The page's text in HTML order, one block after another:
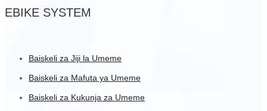
EBIKE SYSTEM
Baiskeli za Jiji la Umeme
Baiskeli za Mafuta ya Umeme
Baiskeli za Kukunja za Umeme